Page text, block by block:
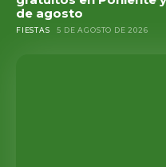
de agosto
FIESTAS 5 DE AGOSTO DE 2026